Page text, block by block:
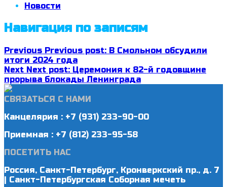
Новости
Навигация по записям
Previous Previous post: В Смольном обсудили
итоги 2024 года
Next Next post: Церемония к 82-й годовщине
прорыва блокады Ленинграда
СВЯЗАТЬСЯ С НАМИ
Канцелярия : +7 (931) 233-90-00
Приемная : +7 (812) 233-95-58
ПОСЕТИТЬ НАС
Россия, Санкт-Петербург, Кронверкский пр., д. 7
| Санкт-Петербургская Соборная мечеть